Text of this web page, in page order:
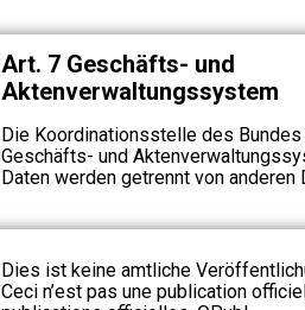
Art. 7 Geschäfts- und
Aktenverwaltungssystem
Die Koordinationsstelle des
Geschäfts- und
Daten werden getrennt von anderen
Dies ist keine amtliche
Ceci n’est pas une publication